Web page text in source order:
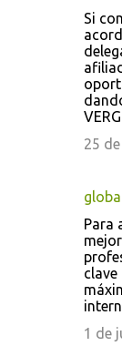
Si
25
Para
1 de